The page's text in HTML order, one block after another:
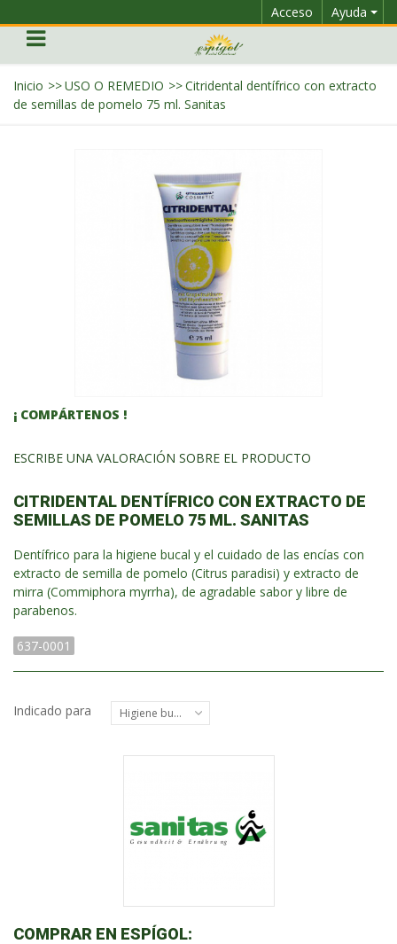
Ayuda
Acceso
Inicio >>USO O REMEDIO >>Citridental dentífrico con extracto
de semillas de pomelo 75 ml. Sanitas
¡ COMPÁRTENOS !
ESCRIBE UNA VALORACIÓN SOBRE EL PRODUCTO
CITRIDENTAL DENTÍFRICO CON EXTRACTO DE
SEMILLAS DE POMELO 75 ML. SANITAS
Dentífrico para la higiene bucal y el cuidado de las encías con
extracto de semilla de pomelo (Citrus paradisi) y extracto de
mirra (Commiphora myrrha), de agradable sabor y libre de
parabenos.
637-0001
Indicado para Higiene bucal
COMPRAR EN ESPÍGOL: